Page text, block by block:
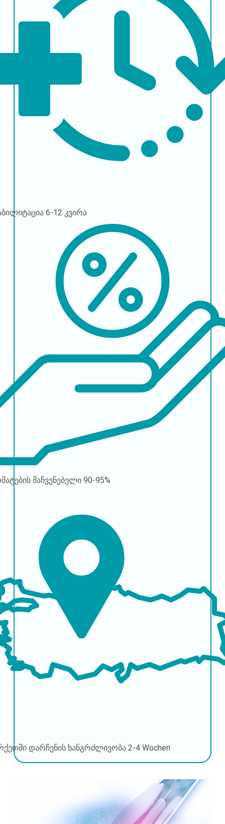
6-12 კვირა
მაჩვენებელი 90-95%
დარჩენის ხანგრძლივობა 2-4 Wochen